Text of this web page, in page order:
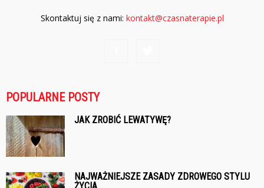
Skontaktuj się z nami: kontakt@czasnaterapie.pl
POPULARNE POSTY
JAK ZROBIĆ LEWATYWĘ?
NAJWAŻNIEJSZE ZASADY ZDROWEGO STYLU